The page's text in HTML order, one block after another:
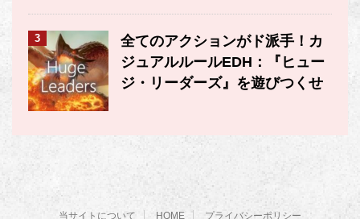
3
全てのアクションがド派手！カ
ジュアルルールEDH：『ヒュー
ジ・リーダーズ』を遊びつくせ
当サイトについて HOME プライバシーポリシー